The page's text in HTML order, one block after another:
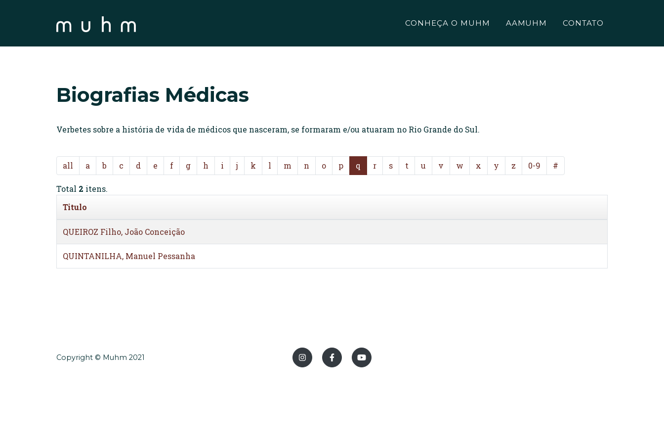
CONHEÇA O MUHM AAMUHM CONTATO
Biografias Médicas
Verbetes sobre a história de vida de médicos que nasceram, se formaram e/ou atuaram no Rio Grande do Sul.
all a b c d e f g h i j k l m n o p q r s t u v w x y z 0-9 #
Total 2 itens.
Titulo
QUEIROZ Filho, João Conceição
QUINTANILHA, Manuel Pessanha
Copyright © Muhm 2021